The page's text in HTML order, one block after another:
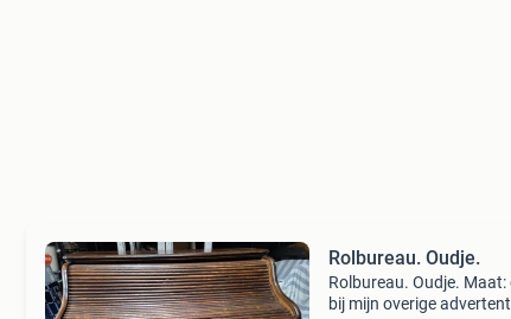
Rolbureau. Oudje.
Rolbureau. Oudje. Maat: cm. Kijkt u vooral ook eens
bij mijn overige